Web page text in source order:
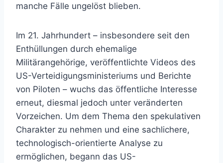
manche Fälle ungelöst blieben.
Im 21. Jahrhundert – insbesondere seit den
Enthüllungen durch ehemalige
Militärangehörige, veröffentlichte Videos des
US-Verteidigungsministeriums und Berichte
von Piloten – wuchs das öffentliche Interesse
erneut, diesmal jedoch unter veränderten
Vorzeichen. Um dem Thema den spekulativen
Charakter zu nehmen und eine sachlichere,
technologisch-orientierte Analyse zu
ermöglichen, begann das US-